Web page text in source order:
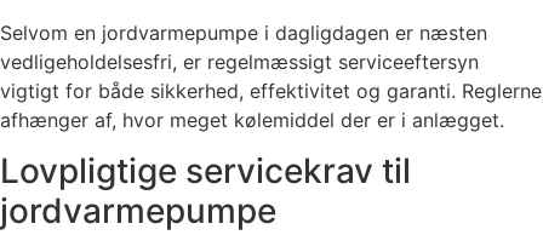
Selvom en jordvarmepumpe i dagligdagen er næsten
vedligeholdelsesfri, er regelmæssigt serviceeftersyn
vigtigt for både sikkerhed, effektivitet og garanti. Reglerne
afhænger af, hvor meget kølemiddel der er i anlægget.
Lovpligtige servicekrav til
jordvarmepumpe